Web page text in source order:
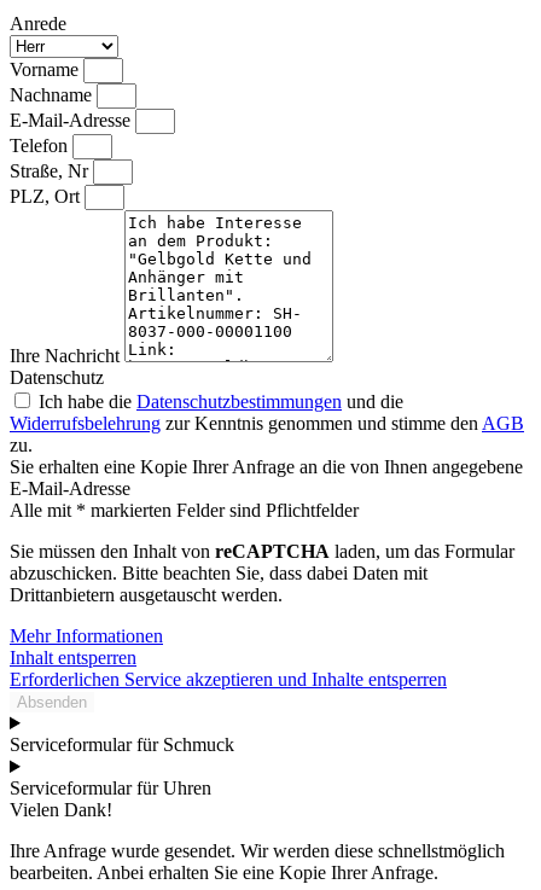
Anrede
Vorname
Nachname
E-Mail-Adresse
Telefon
Straße, Nr
PLZ, Ort
Ihre Nachricht
Datenschutz
Ich habe die Datenschutzbestimmungen und die
Widerrufsbelehrung zur Kenntnis genommen und stimme den AGB
zu.
Sie erhalten eine Kopie Ihrer Anfrage an die von Ihnen angegebene
E-Mail-Adresse
Alle mit * markierten Felder sind Pflichtfelder
Sie müssen den Inhalt von reCAPTCHA laden, um das Formular
abzuschicken. Bitte beachten Sie, dass dabei Daten mit
Drittanbietern ausgetauscht werden.
Mehr Informationen
Inhalt entsperren
Erforderlichen Service akzeptieren und Inhalte entsperren
Absenden
Serviceformular für Schmuck
Serviceformular für Uhren
Vielen Dank!
Ihre Anfrage wurde gesendet. Wir werden diese schnellstmöglich
bearbeiten. Anbei erhalten Sie eine Kopie Ihrer Anfrage.